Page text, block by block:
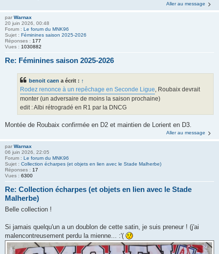
Aller au message
par Warnax
20 juin 2026, 00:48
Forum : Le forum du MNK96
Sujet : Féminines saison 2025-2026
Réponses : 177
Vues : 1030882
Re: Féminines saison 2025-2026
benoit caen a écrit : ↑
Rodez renonce à un repêchage en Seconde Ligue, Roubaix devrait
monter (un adversaire de moins la saison prochaine)
edit : Albi rétrogradé en R1 par la DNCG
Montée de Roubaix confirmée en D2 et maintien de Lorient en D3.
Aller au message
par Warnax
06 juin 2026, 22:05
Forum : Le forum du MNK96
Sujet : Collection écharpes (et objets en lien avec le Stade Malherbe)
Réponses : 17
Vues : 6300
Re: Collection écharpes (et objets en lien avec le Stade
Malherbe)
Belle collection !
Si jamais quelqu'un a un doublon de cette satin, je suis preneur ! (j'ai
malencontreusement perdu la mienne... :'(